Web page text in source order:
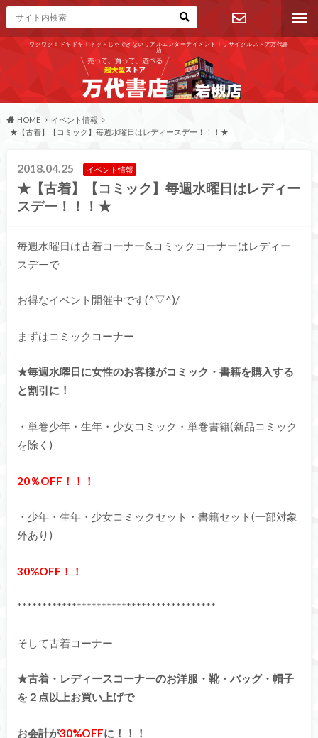
ワクワク！ドキドキ！ネットじゃできないリアルエンターテイメント！リサイクルストア万代書
店
お問い合わ
せ
HOME
イベント情報
★【古着】【コミック】毎週水曜日はレディースデー！！！★
2018.04.25 イベント情報
★【古着】【コミック】毎週水曜日はレディー
スデー！！！★
毎週水曜日は古着コーナー&コミックコーナーはレディー
スデーで
お得なイベント開催中です(^▽^)/
まずはコミックコーナー
★毎週水曜日に女性のお客様がコミック・書籍を購入する
と割引に！
・単巻少年・生年・少女コミック・単巻書籍(新品コミック
を除く)
20％OFF！！！
・少年・生年・少女コミックセット・書籍セット(一部対象
外あり)
30%OFF！！
****************************************
そして古着コーナー
★古着・レディースコーナーのお洋服・靴・バッグ・帽子
を２点以上お買い上げで
お会計が30%OFFに！！！